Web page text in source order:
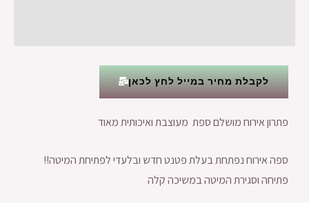
לקבלת מחיר במייל לחץ לכאן
פתרון אירוח מושלם ספת מעוצבת ואיכותית מאוד
ספה אירוח נפתחת בעלת פטנט חדש ובלעדי לפתיחת המיטה!!
פתיחה וסגירת המיטה במשיכה קלה